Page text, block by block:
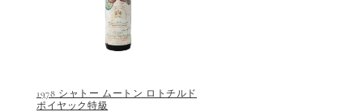
1978 シャトー ムートン ロトチルド
ポイヤック特級